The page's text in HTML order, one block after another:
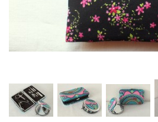
© 2025